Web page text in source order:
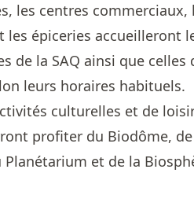
les centres
les épiceries accueilleront
de la SAQ ainsi que
leurs horaires habituels.
culturelles et de
profiter du Biodôme,
et de la